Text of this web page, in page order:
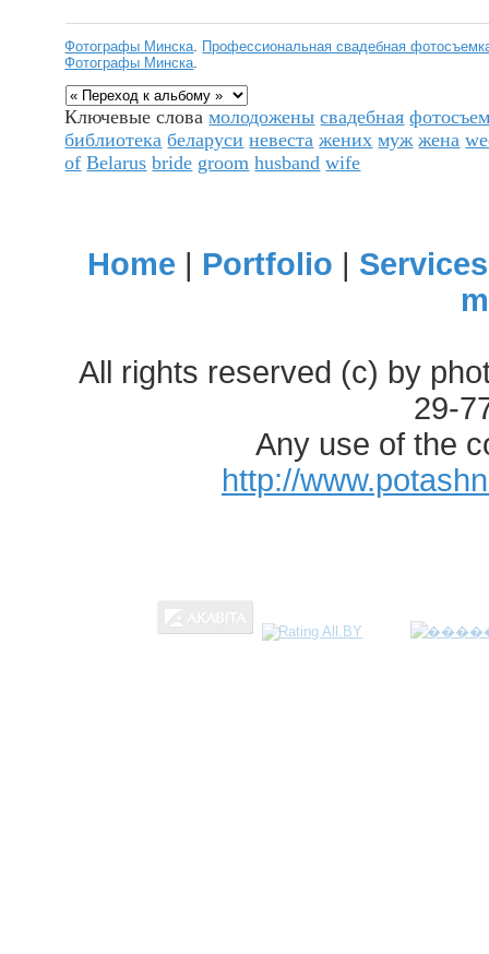
Фотографы Минска Профессиональная свадебная
Фотографы Минска
Ключевые словамолодожены свадебная
библиотека беларуси невеста жених муж жена
of Belarus bride groom husband wife
Home | Portfolio | Services
All rights reserved (c) by
29-
Any use of the
http://